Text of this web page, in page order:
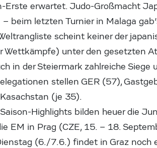
Erste erwartet. Judo-Großmacht
beim letzten Turnier in Malaga
scheint keiner der
Wettkämpfe) unter den gesetzten
in der Steiermark zahlreiche
stellen GER (57),
(je 35).
Highlights bilden heuer die
EM in Prag (CZE, 15. – 18.
(6./7.6.) findet in Graz noch